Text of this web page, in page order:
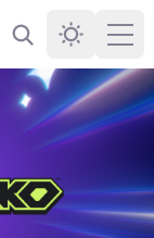
Buscar Darkmode